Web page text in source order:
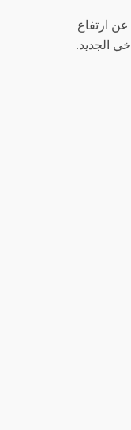
عن ارتفاع